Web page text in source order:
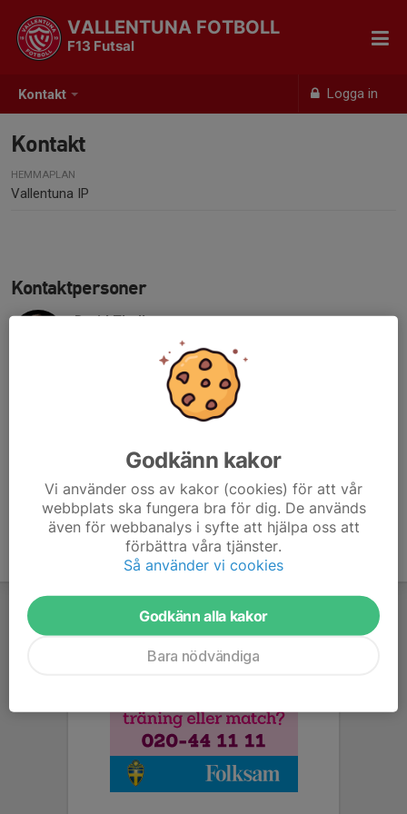
Kontakt Logga in
VALLENTUNA FOTBOLL
F13 Futsal
Kontakt
HEMMAPLAN
Vallentuna IP
Kontaktpersoner
David Thell
david.thell@vallentunafotboll.se
076-407 32 13Godkänn kakor
Vi använder oss av kakor (cookies) för att vår
webbplats ska fungera bra för dig. De används
även för webbanalys i syfte att hjälpa oss att
förbättra våra tjänster.
Så använder vi cookies
Godkänn alla kakor
Bara nödvändiga